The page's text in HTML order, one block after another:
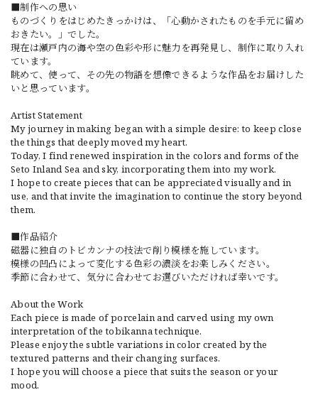
■制作への思い
ものづくりをはじめたきっかけは、「心動かされたものを手元に留め
おきたい。」でした。
現在は瀬戸内の海や空の色彩や形に魅力を再発見し、制作に取り入れ
ています。
眺めて、使って、その先の物語を想像できるような作品をお届けした
いと思っています。
Artist Statement
My journey in making began with a simple desire: to keep close
the things that deeply moved my heart.
Today, I find renewed inspiration in the colors and forms of the
Seto Inland Sea and sky, incorporating them into my work.
I hope to create pieces that can be appreciated visually and in
use, and that invite the imagination to continue the story beyond
them.
■作品紹介
磁器に独自のトビカンナの技法で削り模様を施しています。
模様の凹凸によって変化する色彩の濃淡をお楽しみください。
季節に合わせて、気分に合わせてお選びいただければ幸いです。
About the Work
Each piece is made of porcelain and carved using my own
interpretation of the tobikanna technique.
Please enjoy the subtle variations in color created by the
textured patterns and their changing surfaces.
I hope you will choose a piece that suits the season or your
mood.